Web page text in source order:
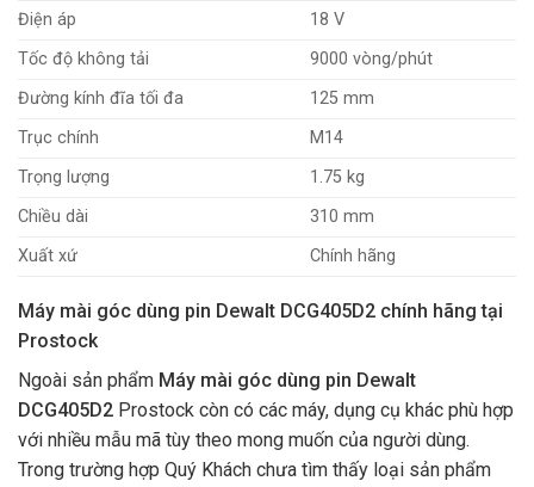
Điện áp
18 V
Tốc độ không tải
9000 vòng/phút
Đường kính đĩa tối đa
125 mm
Trục chính
M14
Trọng lượng
1.75 kg
Chiều dài
310 mm
Xuất xứ
Chính hãng
Máy mài góc dùng pin Dewalt DCG405D2 chính hãng tại
Prostock
Ngoài sản phẩm Máy mài góc dùng pin Dewalt
DCG405D2 Prostock còn có các máy, dụng cụ khác phù hợp
với nhiều mẫu mã tùy theo mong muốn của người dùng.
Trong trường hợp Quý Khách chưa tìm thấy loại sản phẩm